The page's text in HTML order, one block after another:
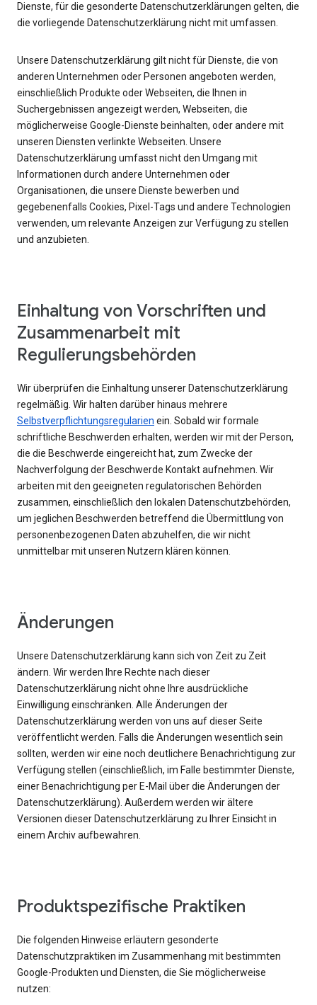
Dienste, für die gesonderte Datenschutzerklärungen gelten, die
die vorliegende Datenschutzerklärung nicht mit umfassen.
Unsere Datenschutzerklärung gilt nicht für Dienste, die von
anderen Unternehmen oder Personen angeboten werden,
einschließlich Produkte oder Webseiten, die Ihnen in
Suchergebnissen angezeigt werden, Webseiten, die
möglicherweise Google-Dienste beinhalten, oder andere mit
unseren Diensten verlinkte Webseiten. Unsere
Datenschutzerklärung umfasst nicht den Umgang mit
Informationen durch andere Unternehmen oder
Organisationen, die unsere Dienste bewerben und
gegebenenfalls Cookies, Pixel-Tags und andere Technologien
verwenden, um relevante Anzeigen zur Verfügung zu stellen
und anzubieten.
Einhaltung von Vorschriften und
Zusammenarbeit mit
Regulierungsbehörden
Wir überprüfen die Einhaltung unserer Datenschutzerklärung
regelmäßig. Wir halten darüber hinaus mehrere
Selbstverpflichtungsregularien ein. Sobald wir formale
schriftliche Beschwerden erhalten, werden wir mit der Person,
die die Beschwerde eingereicht hat, zum Zwecke der
Nachverfolgung der Beschwerde Kontakt aufnehmen. Wir
arbeiten mit den geeigneten regulatorischen Behörden
zusammen, einschließlich den lokalen Datenschutzbehörden,
um jeglichen Beschwerden betreffend die Übermittlung von
personenbezogenen Daten abzuhelfen, die wir nicht
unmittelbar mit unseren Nutzern klären können.
Änderungen
Unsere Datenschutzerklärung kann sich von Zeit zu Zeit
ändern. Wir werden Ihre Rechte nach dieser
Datenschutzerklärung nicht ohne Ihre ausdrückliche
Einwilligung einschränken. Alle Änderungen der
Datenschutzerklärung werden von uns auf dieser Seite
veröffentlicht werden. Falls die Änderungen wesentlich sein
sollten, werden wir eine noch deutlichere Benachrichtigung zur
Verfügung stellen (einschließlich, im Falle bestimmter Dienste,
einer Benachrichtigung per E-Mail über die Änderungen der
Datenschutzerklärung). Außerdem werden wir ältere
Versionen dieser Datenschutzerklärung zu Ihrer Einsicht in
einem Archiv aufbewahren.
Produktspezifische Praktiken
Die folgenden Hinweise erläutern gesonderte
Datenschutzpraktiken im Zusammenhang mit bestimmten
Google-Produkten und Diensten, die Sie möglicherweise
nutzen: